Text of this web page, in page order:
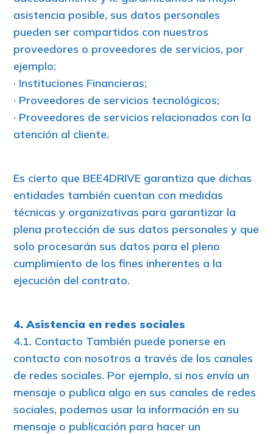
asistencia posible, sus datos personales
pueden ser compartidos con nuestros
proveedores o proveedores de servicios, por
ejemplo:
· Instituciones Financieras;
· Proveedores de servicios tecnológicos;
· Proveedores de servicios relacionados con la
atención al cliente.
Es cierto que BEE4DRIVE garantiza que dichas
entidades también cuentan con medidas
técnicas y organizativas para garantizar la
plena protección de sus datos personales y que
solo procesarán sus datos para el pleno
cumplimiento de los fines inherentes a la
ejecución del contrato.
4. Asistencia en redes sociales
4.1. Contacto También puede ponerse en
contacto con nosotros a través de los canales
de redes sociales. Por ejemplo, si nos envía un
mensaje o publica algo en sus canales de redes
sociales, podemos usar la información en su
mensaje o publicación para hacer un